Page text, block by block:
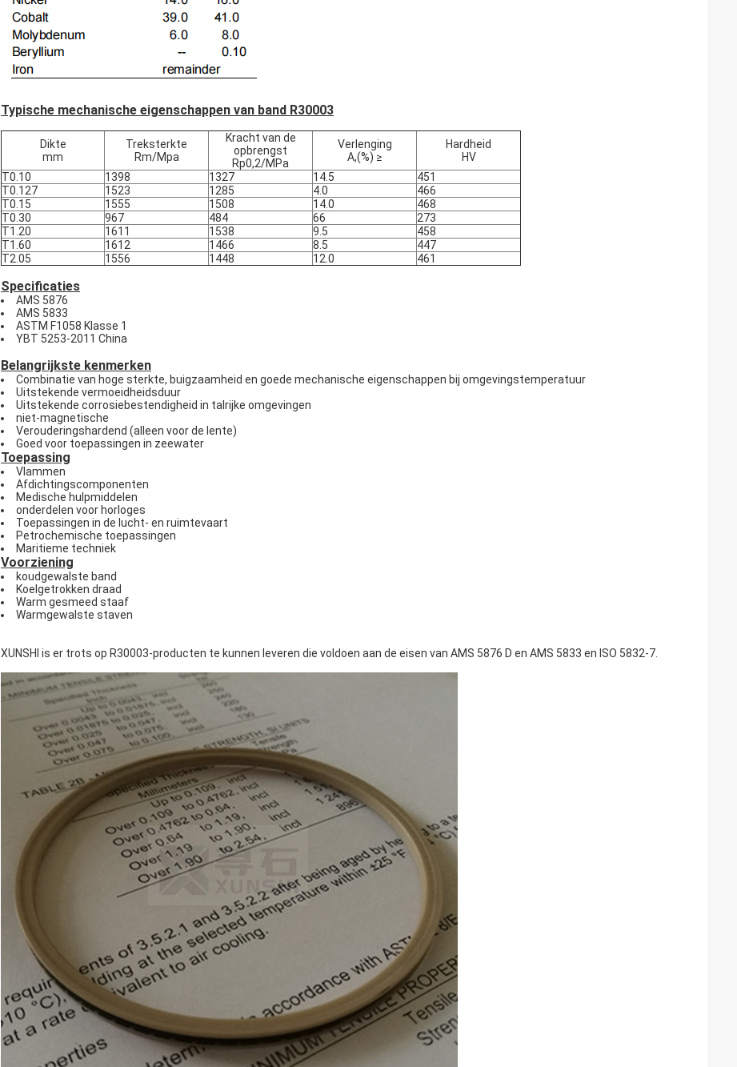
Typische mechanische eigenschappen van band R30003
Dikte
mm
Treksterkte
Rm/Mpa
Kracht van de
opbrengst
Rp0,2/MPa
Verlenging
A,(%) ≥
Hardheid
HV
T0.10
1398 1327 14.5
451
T0.127
1523 1285 4.0
466
T0.15
1555 1508 14.0
468
T0.30
967 484 66
273
T1.20
1611 1538 9.5
458
T1.60
1612 1466 8.5
447
T2.05
1556 1448 12.0 461
Specificaties
AMS 5876
AMS 5833
ASTM F1058 Klasse 1
YBT 5253-2011 China
Belangrijkste kenmerken
Combinatie van hoge sterkte, buigzaamheid en goede mechanische eigenschappen bij omgevingstemperatuur
Uitstekende vermoeidheidsduur
Uitstekende corrosiebestendigheid in talrijke omgevingen
niet-magnetische
Verouderingshardend (alleen voor de lente)
Goed voor toepassingen in zeewater
Toepassing
Vlammen
Afdichtingscomponenten
Medische hulpmiddelen
onderdelen voor horloges
Toepassingen in de lucht- en ruimtevaart
Petrochemische toepassingen
Maritieme techniek
Voorziening
koudgewalste band
Koelgetrokken draad
Warm gesmeed staaf
Warmgewalste staven
XUNSHI is er trots op R30003-producten te kunnen leveren die voldoen aan de eisen van AMS 5876 D en AMS 5833 en ISO 5832-7.